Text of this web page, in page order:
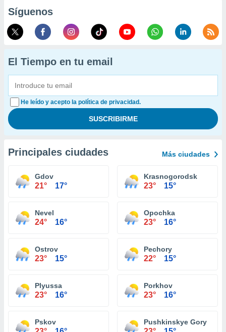
Síguenos
El Tiempo en tu email
He leído y acepto la política de privacidad.
Principales ciudades Más ciudades
Gdov
21° 17°
Krasnogorodsk
23° 15°
Nevel
24° 16°
Opochka
23° 16°
Ostrov
23° 15°
Pechory
22° 15°
Plyussa
23° 16°
Porkhov
23° 16°
Pskov Pushkinskye Gory